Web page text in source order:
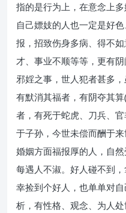
指的是行为上，在意念上
自己嫖妓的人也一定是好
报，招致伤身多病、得不
才、事业不顺等等，更有
邪婬之事，世人犯者甚多
有默消其福者，有阴夺其
者，有死于蛇虎、刀兵、
于子孙，今世未偿而酬于来
婚姻方面福报厚的人，自
每遇人不淑。好人碰不到
幸捡到个好人，也单单对
析，有性格、观念、为人